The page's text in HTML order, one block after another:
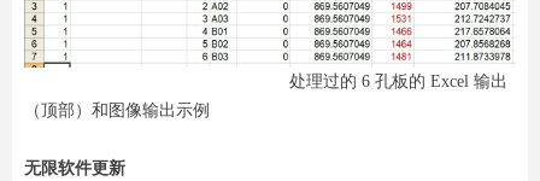
处理过的 6 孔板的 Excel 输出
（顶部）和图像输出示例
无限软件更新